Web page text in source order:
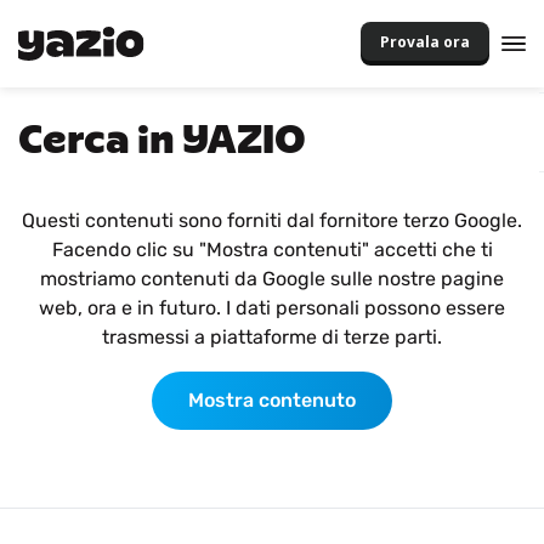
Provala ora
Cerca in YAZIO
Questi contenuti sono forniti dal fornitore terzo Google.
Facendo clic su "Mostra contenuti" accetti che ti
mostriamo contenuti da Google sulle nostre pagine
web, ora e in futuro. I dati personali possono essere
trasmessi a piattaforme di terze parti.
Mostra contenuto